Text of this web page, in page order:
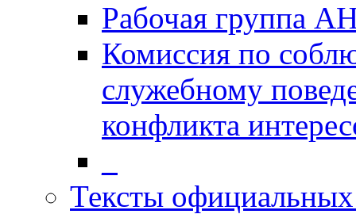
Рабочая группа
Комиссия по
служебному
конфликта
Тексты